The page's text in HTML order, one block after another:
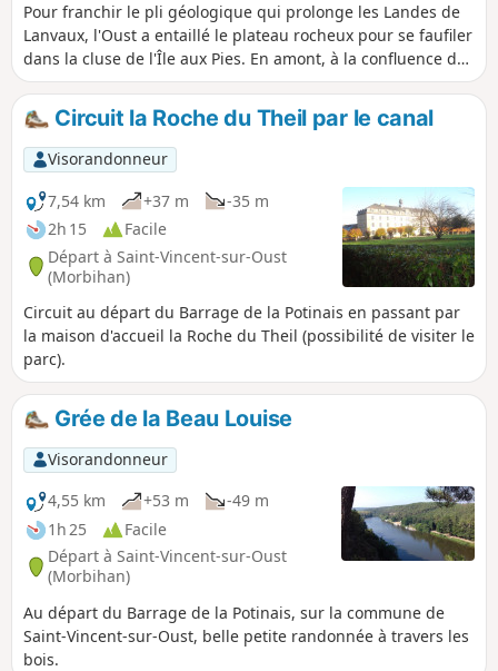
Pour franchir le pli géologique qui prolonge les Landes de
Lanvaux, l'Oust a entaillé le plateau rocheux pour se faufiler
dans la cluse de l'Île aux Pies. En amont, à la confluence de
l'Oust et de l'Aff, la plaine alluviale est tantôt asséchée,
tantôt couverte d'eau. Il faut choisir le bon moment pour y
diriger ses pas. Un début de printemps semble la bonne
saison pour profiter pleinement des paysages
traversés...sans se mouiller les pieds.
Circuit la Roche du Theil par le canal
Visorandonneur
7,54 km
+37 m
-35 m
2h 15
Facile
Départ à Saint-Vincent-sur-Oust
(Morbihan)
Circuit au départ du Barrage de la Potinais en passant par
la maison d'accueil la Roche du Theil (possibilité de visiter le
parc).
Grée de la Beau Louise
Visorandonneur
4,55 km
+53 m
-49 m
1h 25
Facile
Départ à Saint-Vincent-sur-Oust
(Morbihan)
Au départ du Barrage de la Potinais, sur la commune de
Saint-Vincent-sur-Oust, belle petite randonnée à travers les
bois.